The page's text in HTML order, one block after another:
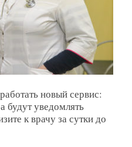
новый сервис:
будут уведомлять
к врачу за сутки до